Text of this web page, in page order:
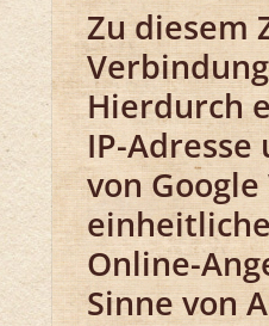
Zu diesem
Hierdurch
IP-
von
Online-
Sinne von